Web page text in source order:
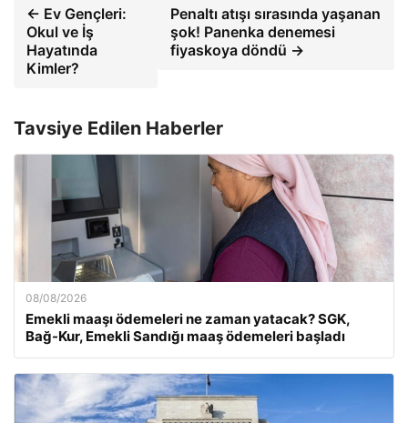
← Ev Gençleri:
Okul ve İş
Hayatında
Kimler?
Penaltı atışı sırasında yaşanan
şok! Panenka denemesi
fiyaskoya döndü →
Tavsiye Edilen Haberler
08/08/2026
Emekli maaşı ödemeleri ne zaman yatacak? SGK,
Bağ-Kur, Emekli Sandığı maaş ödemeleri başladı